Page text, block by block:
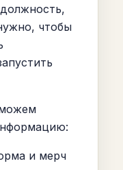
чтобы
и мерч